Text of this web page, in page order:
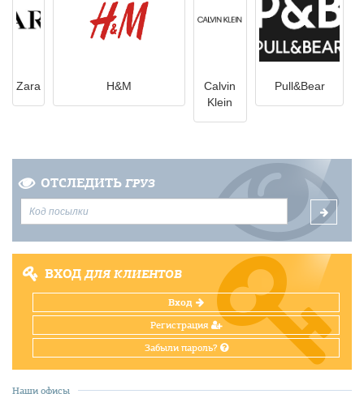
Zara H&M
Calvin
Klein
Pull&Bear
ОТСЛЕДИТЬ ГРУЗ
ВХОДДЛЯ КЛИЕНТОВ
Вход
Регистрация
Забыли пароль?
Наши офисы